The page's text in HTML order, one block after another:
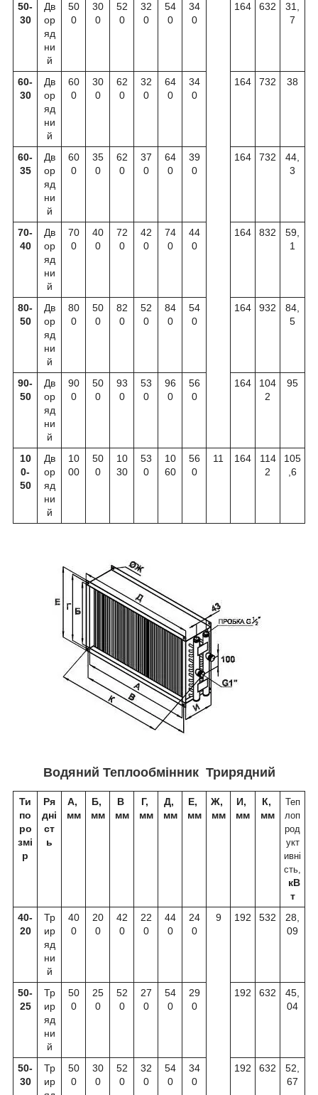
50-
30
Дв
ор
яд
ни
й
50
0
30
0
52
0
32
0
54
0
34
0
164 632
31,
7
60-
30
Дв
ор
яд
ни
й
60
0
30
0
62
0
32
0
64
0
34
0
164 732 38
60-
35
Дв
ор
яд
ни
й
60
0
35
0
62
0
37
0
64
0
39
0
164 732
44,
3
70-
40
Дв
ор
яд
ни
й
70
0
40
0
72
0
42
0
74
0
44
0
164 832
59,
1
80-
50
Дв
ор
яд
ни
й
80
0
50
0
82
0
52
0
84
0
54
0
164 932
84,
5
90-
50
Дв
ор
яд
ни
й
90
0
50
0
93
0
53
0
96
0
56
0
164
104
2
95
10
0-
50
Дв
ор
яд
ни
й
10
00
50
0
10
30
53
0
10
60
56
0
11 164
114
2
105
,6
Водяний Теплообмінник Трирядний
Ти
по
ро
змі
р
Ря
дні
ст
ь
А,
мм
Б,
мм
В
мм
Г,
мм
Д,
мм
Е,
мм
Ж,
мм
И,
мм
К,
мм
Теп
лоп
род
укт
ивні
сть,
кВ
т
40-
20
Тр
ир
яд
ни
й
40
0
20
0
42
0
22
0
44
0
24
0
9 192 532
28,
09
50-
25
Тр
ир
яд
ни
й
50
0
25
0
52
0
27
0
54
0
29
0
192 632
45,
04
50-
30
Тр
ир
50
0
30
0
52
0
32
0
54
0
34
0
192 632
52,
67